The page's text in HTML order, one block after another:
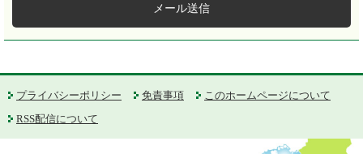
メール送信
プライバシーポリシー 免責事項
このホームページについて
RSS配信について